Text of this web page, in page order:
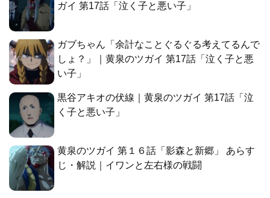
ガイ 第17話「泣く子と悪い子」
ガブちゃん「余計なことぐるぐる考えてるんで
しょ？」｜黄泉のツガイ 第17話「泣く子と悪
い子」
黒谷アキオの伏線｜黄泉のツガイ 第17話「泣
く子と悪い子」
黄泉のツガイ 第１６話「影森と新郷」 あらす
じ・解説｜イワンと左右様の戦闘